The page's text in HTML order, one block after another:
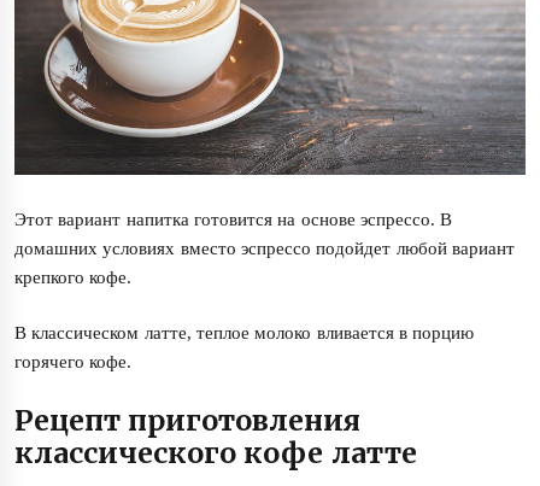
Этот вариант напитка готовится на основе эспрессо. В
домашних условиях вместо эспрессо подойдет любой вариант
крепкого кофе.
В классическом латте, теплое молоко вливается в порцию
горячего кофе.
Рецепт приготовления
классического кофе латте